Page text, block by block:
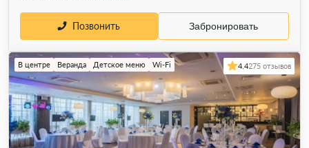
Позвонить Забронировать
В центре Веранда Детское меню Wi-Fi 4.4275 отзывов